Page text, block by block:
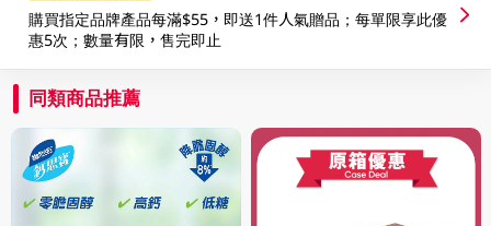
購買指定品牌產品每滿$55，即送1件人氣贈品；每單限享此優
惠5次；數量有限，售完即止
同類商品推薦